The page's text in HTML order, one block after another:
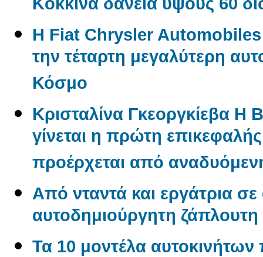
Kόκκινα δάνεια ύψους 60
Η Fiat Chrysler Automobiles
την τέταρτη μεγαλύτερη
Κόσμο
Κρισταλίνα Γκεοργκίεβα Η
γίνεται η πρώτη
προέρχεται από
Από νταντά και εργάτρια
αυτοδημιούργητη ζάπλουτη
Τα 10 μοντέλα